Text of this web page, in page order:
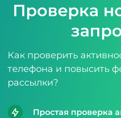
Проверка
Как проверить
телефона и повысить
рассылки?
Простая проверка